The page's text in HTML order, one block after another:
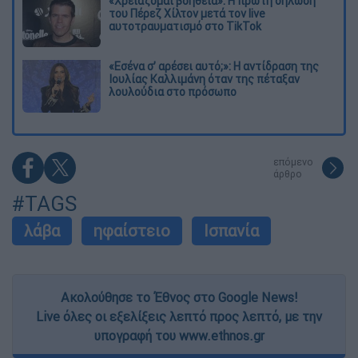
του Πέρεζ Χίλτον μετά τον live
αυτοτραυματισμό στο TikTok
«Εσένα σ’ αρέσει αυτό;»: Η αντίδραση της
Ιουλίας Καλλιμάνη όταν της πέταξαν
λουλούδια στο πρόσωπο
επόμενο
άρθρο
#TAGS
λάβα ηφαίστειο Ισπανία
Ακολούθησε το Έθνος στο Google News!
Live όλες οι εξελίξεις λεπτό προς λεπτό, με την
υπογραφή του www.ethnos.gr